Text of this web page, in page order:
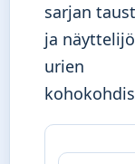
sarjan
ja
urien